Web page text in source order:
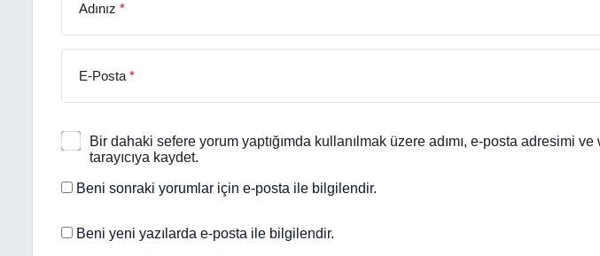
Adınız *
E-Posta *
Bir dahaki sefere yorum yaptığımda kullanılmak üzere adımı, e-posta adresimi
tarayıcıya kaydet.
Beni sonraki yorumlar için e-posta ile bilgilendir.
Beni yeni yazılarda e-posta ile bilgilendir.